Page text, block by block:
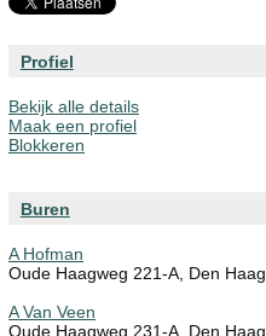
Profiel
Bekijk alle details
Maak een profiel
Blokkeren
Buren
A Hofman
Oude Haagweg 221-A, Den Haag
A Van Veen
Oude Haagweg 231-A, Den Haag